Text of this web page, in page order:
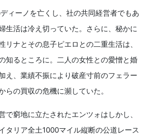
ィーノを亡くし、社の共同経営者でもあ
生活は冷え切っていた。さらに、秘かに
リナとその息子ピエロとの二重生活は、
知るところに。二人の女性との愛憎と婚
え、業績不振により破産寸前のフェラー
らの買収の危機に瀕していた。
窮地に立たされたエンツォはしかし、
タリア全土1000マイル縦断の公道レース